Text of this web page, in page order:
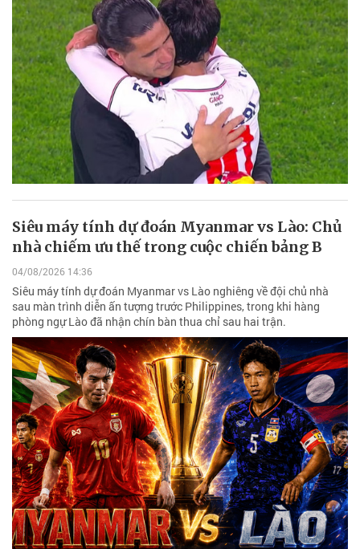
Siêu máy tính dự đoán Myanmar vs Lào: Chủ
nhà chiếm ưu thế trong cuộc chiến bảng B
04/08/2026 14:36
Siêu máy tính dự đoán Myanmar vs Lào nghiêng về đội chủ nhà
sau màn trình diễn ấn tượng trước Philippines, trong khi hàng
phòng ngự Lào đã nhận chín bàn thua chỉ sau hai trận.